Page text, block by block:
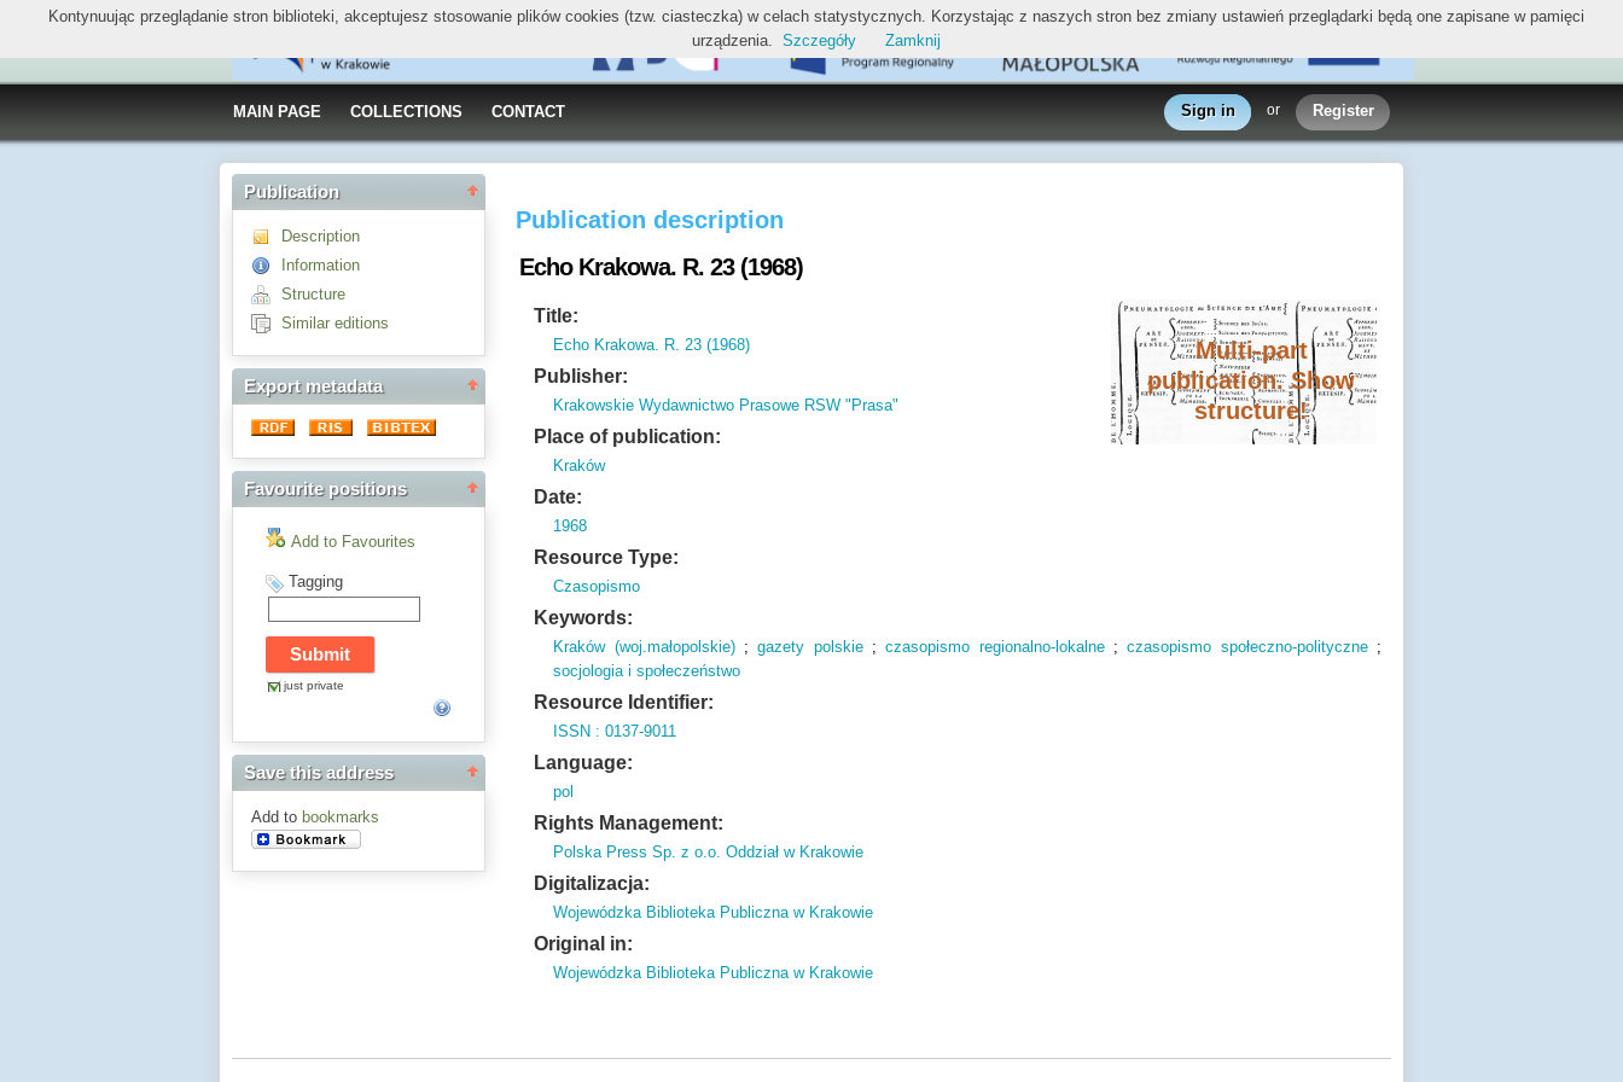
MAIN PAGE COLLECTIONS CONTACT Sign in or Register
Publication
Description
Information
Structure
Similar editions
Export metadata
Favourite positions
Add to Favourites
Tagging
just private
Save this address
Add to bookmarks
Publication description
Echo Krakowa. R. 23 (1968)
Multi-part
publication. Show
structure!
Title:
Echo Krakowa. R. 23 (1968)
Publisher:
Krakowskie Wydawnictwo Prasowe RSW "Prasa"
Place of publication:
Kraków
Date:
1968
Resource Type:
Czasopismo
Keywords:
Kraków (woj.małopolskie);gazety polskie;czasopismo regionalno-lokalne;czasopismo społeczno-polityczne;
socjologia i społeczeństwo
Resource Identifier:
ISSN : 0137-9011
Language:
pol
Rights Management:
Polska Press Sp. z o.o. Oddział w Krakowie
Digitalizacja:
Wojewódzka Biblioteka Publiczna w Krakowie
Original in:
Wojewódzka Biblioteka Publiczna w Krakowie
Kontynuując przeglądanie stron biblioteki, akceptujesz stosowanie plików cookies (tzw. ciasteczka) w celach statystycznych. Korzystając z naszych stron bez zmiany ustawień przeglądarki będą one zapisane w pamięci
urządzenia. Szczegóły Zamknij